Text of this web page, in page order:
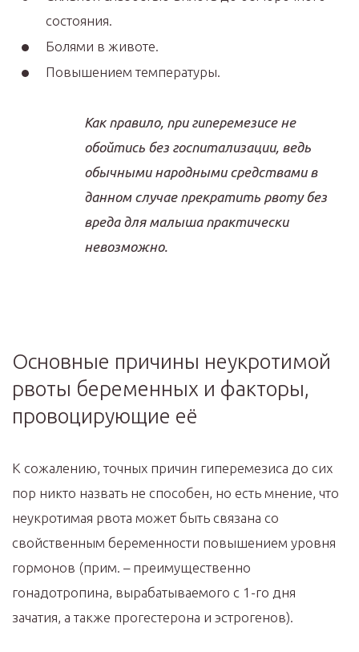
состояния.
Болями в животе.
Повышением температуры.
Как правило, при гиперемезисе не
обойтись без госпитализации, ведь
обычными народными средствами в
данном случае прекратить рвоту без
вреда для малыша практически
невозможно.
Основные причины неукротимой
рвоты беременных и факторы,
провоцирующие её
К сожалению, точных причин гиперемезиса до сих
пор никто назвать не способен, но есть мнение, что
неукротимая рвота может быть связана со
свойственным беременности повышением уровня
гормонов (прим. – преимущественно
гонадотропина, вырабатываемого с 1-го дня
зачатия, а также прогестерона и эстрогенов).